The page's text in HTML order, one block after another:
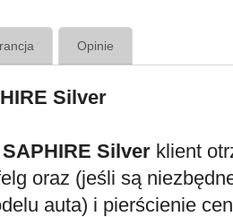
Opinie
Silver
SAPHIRE Silver klient
oraz (jeśli są
auta) i pierścienie